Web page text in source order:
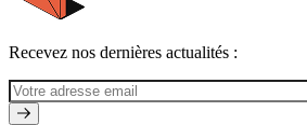
Recevez nos dernières actualités :